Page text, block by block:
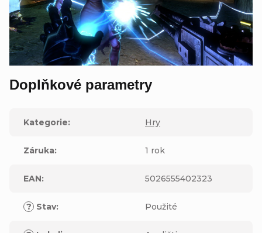
Doplňkové parametry
Kategorie: Hry
Záruka: 1 rok
EAN: 5026555402323
? Stav: Použité